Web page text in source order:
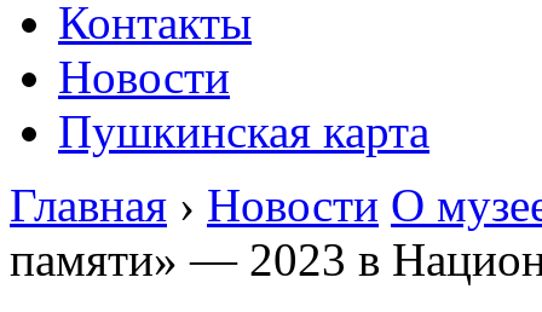
Контакты
Новости
Пушкинская карта
Главная › Новости О
памяти» — 2023 в